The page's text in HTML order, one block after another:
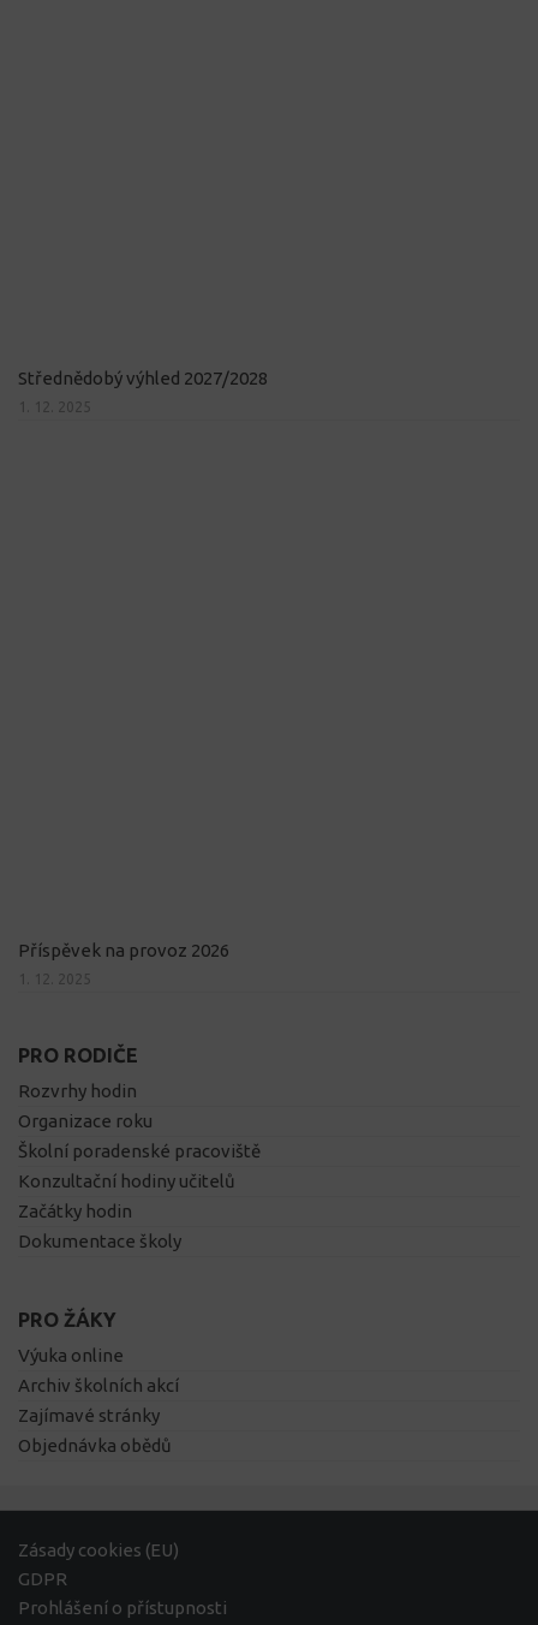
Střednědobý výhled 2027/2028
1. 12. 2025
Příspěvek na provoz 2026
1. 12. 2025
PRO RODIČE
Rozvrhy hodin
Organizace roku
Školní poradenské pracoviště
Konzultační hodiny učitelů
Začátky hodin
Dokumentace školy
PRO ŽÁKY
Výuka online
Archiv školních akcí
Zajímavé stránky
Objednávka obědů
Zásady cookies (EU)
GDPR
Prohlášení o přístupnosti